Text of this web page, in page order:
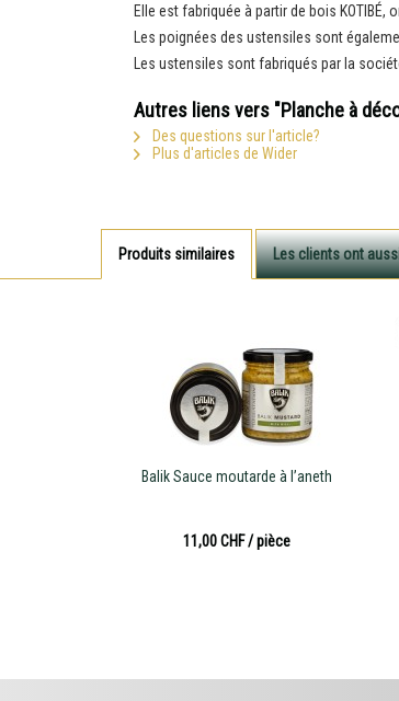
Elle est fabriquée à partir de bois KOTIBÉ,
Les poignées des ustensiles sont
Les ustensiles sont fabriqués par la
Autres liens vers "Planche à
Des questions sur l'article?
Plus d'articles de Wider
Produits similaires Les clients ont
Balik Sauce moutarde à l’aneth
11,00 CHF/ pièce